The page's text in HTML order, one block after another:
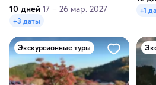
10 дней 17 – 26 мар. 2027
+3 даты
+1
Экскурсионные туры